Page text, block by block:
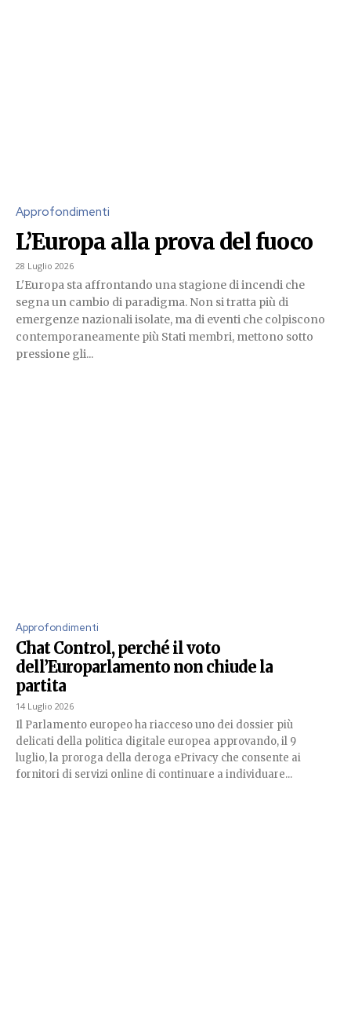
Approfondimenti
L’Europa alla prova del fuoco
28 Luglio 2026
L'Europa sta affrontando una stagione di incendi che
segna un cambio di paradigma. Non si tratta più di
emergenze nazionali isolate, ma di eventi che colpiscono
contemporaneamente più Stati membri, mettono sotto
pressione gli...
Approfondimenti
Chat Control, perché il voto
dell’Europarlamento non chiude la
partita
14 Luglio 2026
Il Parlamento europeo ha riacceso uno dei dossier più
delicati della politica digitale europea approvando, il 9
luglio, la proroga della deroga ePrivacy che consente ai
fornitori di servizi online di continuare a individuare...